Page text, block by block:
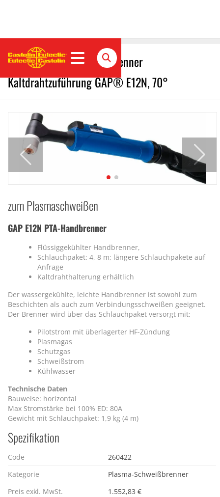
GAP E12N Plasma Handbrenner
Kaltdrahtzuführung GAP® E12N, 70°
zum Plasmaschweißen
GAP E12N PTA-Handbrenner
Flüssiggekühlter Handbrenner,
Schlauchpaket: 4, 8 m; längere Schlauchpakete auf
Anfrage
Kaltdrahthalterung erhältlich
Der wassergekühlte, leichte Handbrenner ist sowohl zum
Beschichten als auch zum Verbindungsschweißen geeignet.
Der Brenner wird über das Schlauchpaket versorgt mit:
Pilotstrom mit überlagerter HF-Zündung
Plasmagas
Schutzgas
Schweißstrom
Kühlwasser
Technische Daten
Bauweise: horizontal
Max Stromstärke bei 100% ED: 80A
Gewicht mit Schlauchpaket: 1,9 kg (4 m)
Spezifikation
Code
260422
Kategorie
Plasma-Schweißbrenner
Preis exkl. MwSt.
1.552,83 €